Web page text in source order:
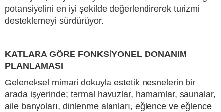
potansiyelini en iyi şekilde değerlendirerek turizmi
desteklemeyi sürdürüyor.
KATLARA GÖRE FONKSİYONEL DONANIM
PLANLAMASI
Geleneksel mimari dokuyla estetik nesnelerin bir
arada işyerinde; termal havuzlar, hamamlar, saunalar,
aile banyoları, dinlenme alanları, eğlence ve eğlence